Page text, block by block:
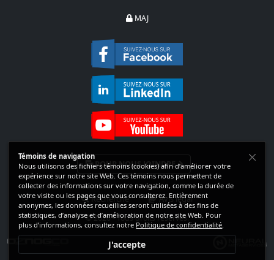
MAJ
POUR NOUS JOINDRE
Recherche Avis légal
© 2026- Tous droits réservés.
Témoins de navigation
Nous utilisons des fichiers témoins (cookies) afin d’améliorer votre
expérience sur notre site Web. Ces témoins nous permettent de
collecter des informations sur votre navigation, comme la durée de
votre visite ou les pages que vous consulterez. Entièrement
anonymes, les données recueillies seront utilisées à des fins de
statistiques, d’analyse et d’amélioration de notre site Web. Pour
plus d’informations, consultez notre Politique de confidentialité.
J'accepte